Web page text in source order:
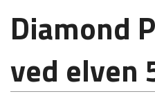
Diamond
ved elven